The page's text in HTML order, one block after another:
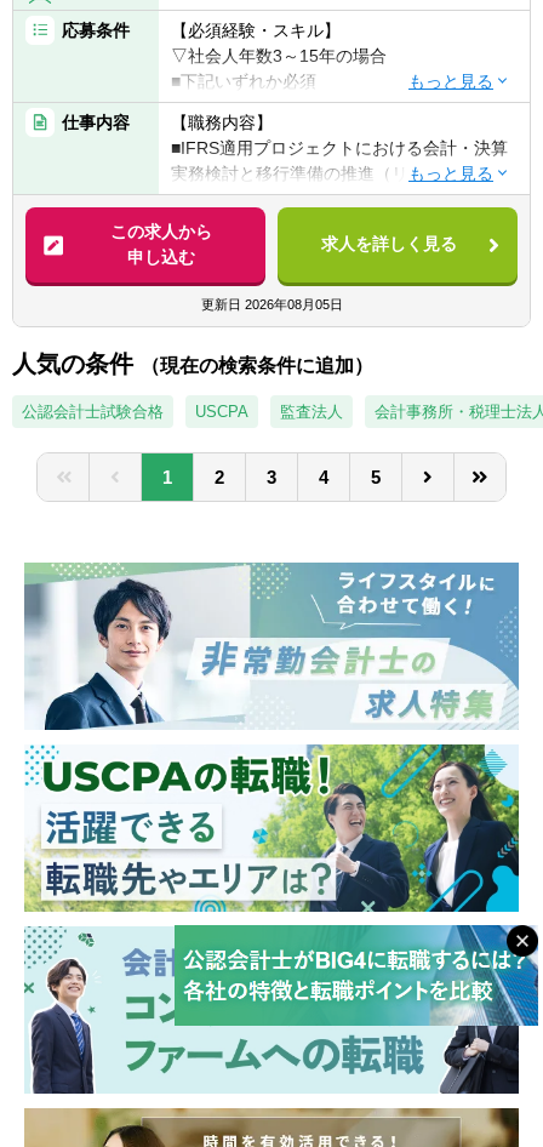
投資先企業に入り込み、経営管理体制の構
築・高度化を通じて企業価値向上をリードす
るポジションです。
単なる管理業務ではなく、「経営判断に直結
する数字を創り、動かす」役割を担っていた
だきます。
【ポジションの魅力】
■代表直下で経営の意思決定に関与
⇒ 投資家 兼 経営者である代表と密に連携
し、意思決定の思考プロセスを間近で学べま
す。
■CFO・経営企画ポジションでの実務経験
⇒ 投資先企業のCFO補佐・経営企画として、
します。
常の数倍のスピードで経験を積むことが可能
■将来のCFO・プロ経営者キャリアへ
⇒ 「会計×経営企画×ハンズオン支援」の経験
は、将来的なCFO・経営人材としての基盤と
なります。
【今後のキャリア】
将来的には、
■CFO
■プロ経営者
■投資先企業の経営責任者
など、経営人材としてのキャリアを築くこと
が可能です。
【同社グループについて】
■ユニヴィスグループは、「会計・戦略コン
サル」と 「M&Aアドバイザリー・仲介」をメ
インの事業とし、「事業経営」「法律事務
所」「税理士法人」「デザインコンサル」な
どを擁する8事業を展開している、プロフェ
ッショナルファームです。
応募条件
【必須経験・スキル】
▽社会人年数3～15年の場合
■下記いずれか必須
①大手事業会社での財務会計業務、もしくは
会計関連システム（含むERP）の開発・導
入、あるいはIFRS適用（移行）業務の経験
②監査法人・コンサルティング会社・ITベン
ダー等において、上記①記載内容における顧
客企業へのサービス提供などの経験
▽社会人年数15年超の場合
必須要件・歓迎要件とも上記「3～15年の場
さ、歓迎要件の充足有無、業務マネジメント
だきます。
▽社会人年数3～15年の場合
比し特有の要素もあるため。なお、採用時に
ご希望確認のうえ、一定期間「財務企画部主
計室」にて銀行決算実務を経験したうえで、
プロジェクト参入とすることも検討可能です
［実績有り］。
■公認会計士、もしくはIFRSにて決算報告を
行う（あるいはIFRS移行中の）企業での経験
■日本語に加え、英語でのコミュニケーショ
ンが可能な方
・必須要件ではありませんが、グローバルで
進行中のプロジェクトのため、ご活躍頂く場
が増えます。
仕事内容
【職務内容】
■IFRS適用プロジェクトにおける会計・決算
実務検討と移行準備の推進（リーダークラ
ス、担当者）
・IFRS適用後の会計・開示方針や業務フロー
の検討、必要なシステム開発における要件定
義書などの成果物作成と進捗管理、関係部署
との検討や協議・ワーキンググループ運営含
めたプロジェクトマネジメント
・また、IFRS適用にともなう業務・ビジネス
への影響など、大局的な検討も推進
■MUFGグループを横断して行っております
ので、会計関連のプロジェクトとしては大規
模なものになります。財務会計・決算業務や
■経験・年齢等により、今後考えられるキャ
リアパスは様々ですが、財務領域のマネジメ
ントなど、各人に応じて将来のフィールドを
広げていくことが可能です。
【キャリアパス】
入社後はプロジェクトメンバーとして業務を
進め、中長期的には会計関連分野ないしITシ
ステム関連分野（いずれも企画業務含む）の
プロフェッショナル（含むマネジメント）と
してのキャリア形成を想定しています。ま
た、30歳前後までの方には、海外で業務経験
を積める可能性も、面接時に積極的に説明し
ています（それ以降の年齢でも関連分野にお
いて海外転勤の可能性はありますが、プロジ
ェクトに一定期間関与したうえでの転勤を前
提とすると、ポスト・機会は減少します）。
この求人から
申し込む
求人を詳しく見る
更新日 2026年08月05日
人気の条件 （現在の検索条件に追加）
公認会計士試験合格 USCPA 監査法人 会計事務所・税理士法
1 2 3 4 5